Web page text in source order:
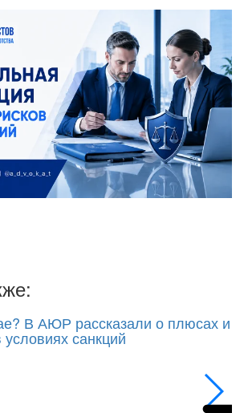
В АЮР рассказали о плюсах и
санкций